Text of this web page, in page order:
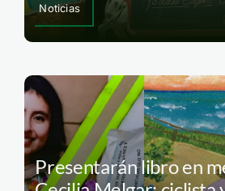
Noticias
Presentarán libro en